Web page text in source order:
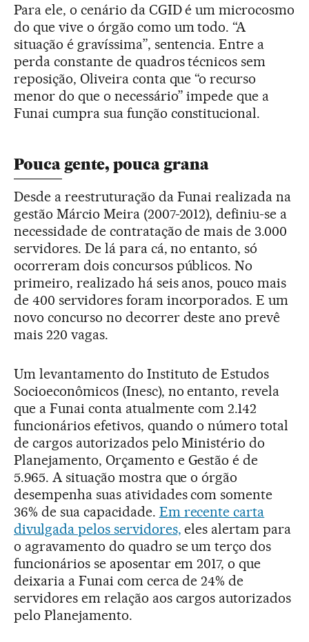
Para ele, o cenário da CGID é um microcosmo
do que vive o órgão como um todo. “A
situação é gravíssima”, sentencia. Entre a
perda constante de quadros técnicos sem
reposição, Oliveira conta que “o recurso
menor do que o necessário” impede que a
Funai cumpra sua função constitucional.
Pouca gente, pouca grana
Desde a reestruturação da Funai realizada na
gestão Márcio Meira (2007-2012), definiu-se a
necessidade de contratação de mais de 3.000
servidores. De lá para cá, no entanto, só
ocorreram dois concursos públicos. No
primeiro, realizado há seis anos, pouco mais
de 400 servidores foram incorporados. E um
novo concurso no decorrer deste ano prevê
mais 220 vagas.
Um levantamento do Instituto de Estudos
Socioeconômicos (Inesc), no entanto, revela
que a Funai conta atualmente com 2.142
funcionários efetivos, quando o número total
de cargos autorizados pelo Ministério do
Planejamento, Orçamento e Gestão é de
5.965. A situação mostra que o órgão
desempenha suas atividades com somente
36% de sua capacidade. Em recente carta
divulgada pelos servidores, eles alertam para
o agravamento do quadro se um terço dos
funcionários se aposentar em 2017, o que
deixaria a Funai com cerca de 24% de
servidores em relação aos cargos autorizados
pelo Planejamento.